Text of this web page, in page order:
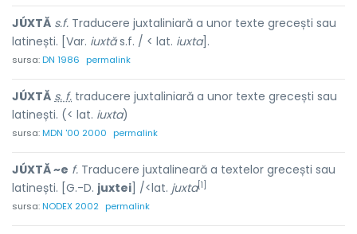
JÚXTĂ s.f. Traducere juxtaliniară a unor texte grecești sau
latinești. [Var. iuxtăs.f. / < lat. iuxta].
sursa:DN 1986 permalink
JÚXTĂ s. f. traducere juxtaliniară a unor texte grecești sau
latinești. (< lat. iuxta)
sursa:MDN '00 2000 permalink
JÚXTĂ ~e f. Traducere juxtalineară a textelor grecești sau
latinești. [G.-D. juxtei ] /<lat. juxta[1]
sursa:NODEX 2002 permalink